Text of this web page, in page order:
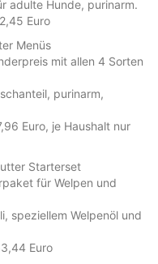
adulte Hunde, purinarm.
Euro
Menüs
mit allen 4 Sorten
purinarm,
Euro, je Haushalt nur
Starterset
für Welpen und
speziellem Welpenöl und
Euro